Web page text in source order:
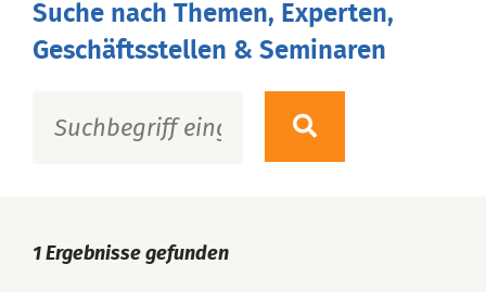
Suche nach Themen, Experten,
Geschäftsstellen & Seminaren
1 Ergebnisse gefunden